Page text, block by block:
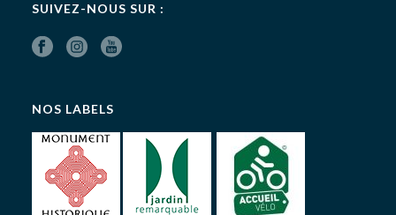
SUIVEZ-NOUS SUR :
NOS LABELS